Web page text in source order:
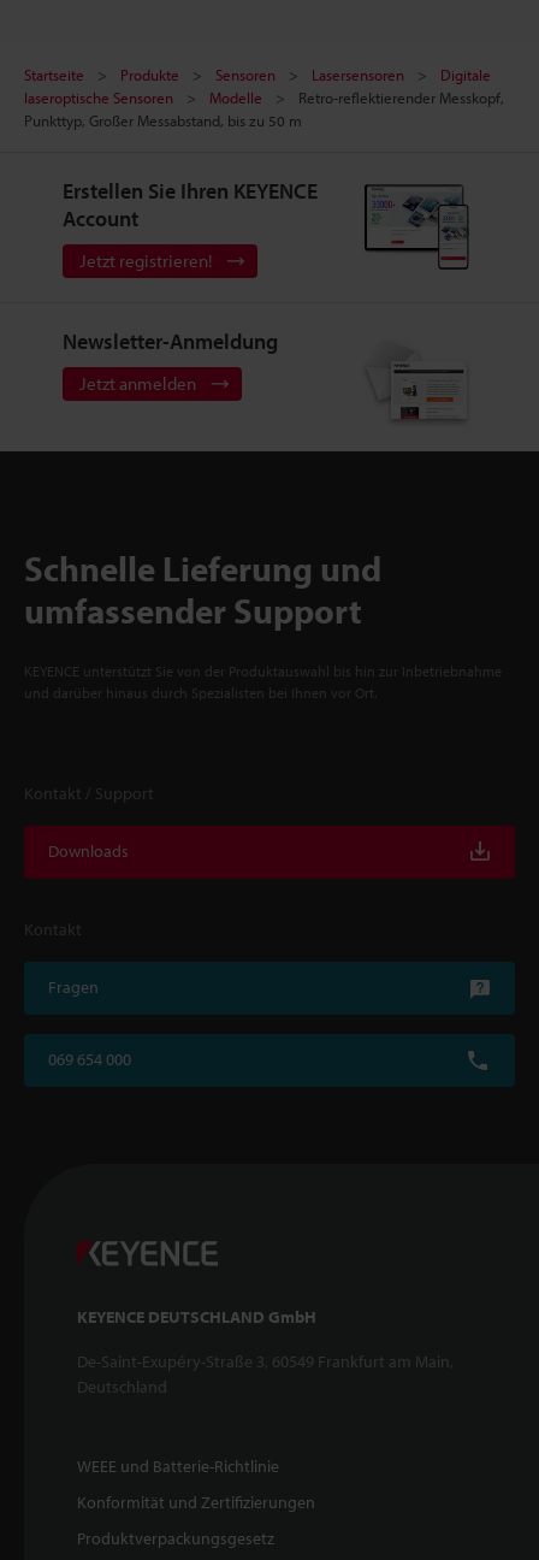
Startseite Produkte Sensoren Lasersensoren
Digitale
laseroptische Sensoren
Modelle
Retro-reflektierender Messkopf,
Punkttyp, Großer Messabstand, bis zu 50 m
Erstellen Sie Ihren KEYENCE
Account
Jetzt registrieren!
Newsletter-Anmeldung
Jetzt anmelden
Schnelle Lieferung und
umfassender Support
KEYENCE unterstützt Sie von der Produktauswahl bis hin zur Inbetriebnahme
und darüber hinaus durch Spezialisten bei Ihnen vor Ort.
Kontakt / Support
Downloads
Kontakt
Fragen
069 654 000
KEYENCE DEUTSCHLAND GmbH
De-Saint-Exupéry-Straße 3, 60549 Frankfurt am Main,
Deutschland
WEEE und Batterie-Richtlinie
Konformität und Zertifizierungen
Produktverpackungsgesetz